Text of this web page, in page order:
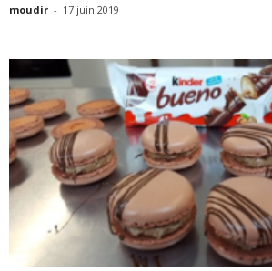
moudir - 17 juin 2019